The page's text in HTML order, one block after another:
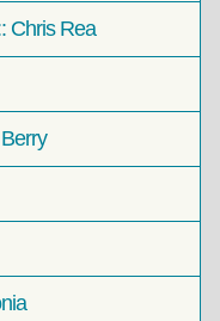
Chris Rea